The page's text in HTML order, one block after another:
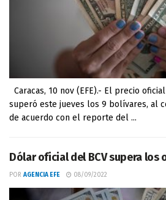
Caracas, 10 nov (EFE).- El precio
superó este jueves los 9 bolívares, al
de acuerdo con el reporte del ...
Dólar oficial del BCV supera los
POR AGENCIA EFE 08/09/2022